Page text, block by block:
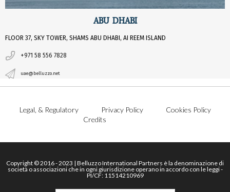
ABU DHABI
FLOOR 37, SKY TOWER, SHAMS ABU DHABI, AI REEM ISLAND
+971 58 556 7828
uae@belluzzo.net
Legal, & Regulatory Privacy Policy
Cookies Policy
Credits
Copyright © 2016 - 2023 | Belluzzo International Partners è la denominazione di
società o associazioni che in ogni giurisdizione operano in accordo con le leggi -
PI/CF: 11514210969